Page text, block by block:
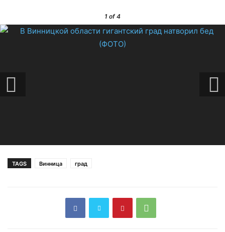
1 of 4
TAGS Винница град